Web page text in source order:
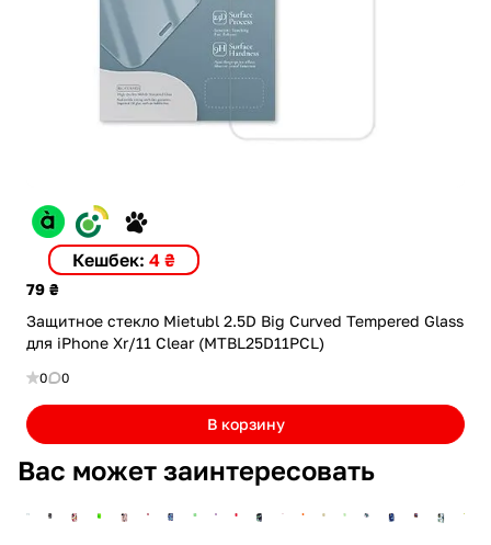
Кешбек: 4 ₴
79 ₴
Защитное стекло Mietubl 2.5D Big Curved Tempered Glass
для iPhone Xr/11 Clear (MTBL25D11PCL)
0 0
В корзину
Вас может заинтересовать